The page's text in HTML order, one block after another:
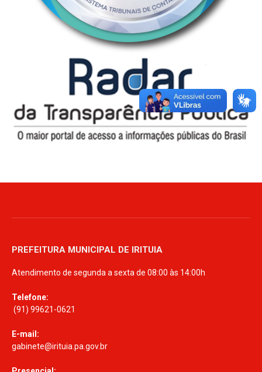
PREFEITURA MUNICIPAL DE IRITUIA
Atendimento de segunda a sexta de 08:00 às 14:00h
Telefone:
(91) 99621-0621
E-mail:
gabinete@irituia.pa.gov.br